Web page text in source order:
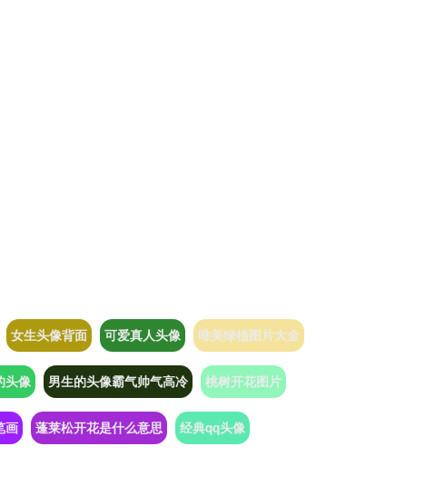
女生头像背面 可爱真人头像 唯美绿植图片大全
头像 男生的头像霸气帅气高冷 桃树开花图片
画 蓬莱松开花是什么意思 经典qq头像